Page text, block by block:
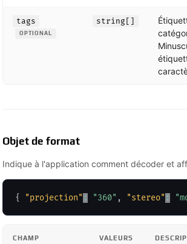
tags
OPTIONAL
string[]
Objet de format
Indique à l'application comment décoder et
{ "projection" : "360" , "stereo" :
CHAMP VALEURS